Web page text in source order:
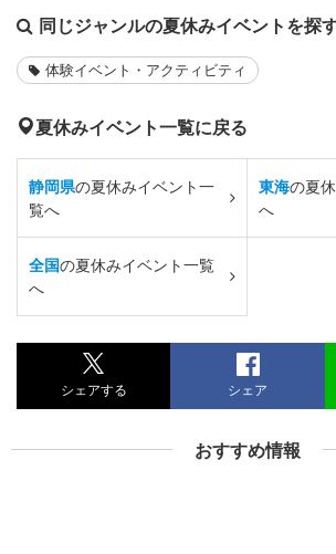
同じジャンルの夏休みイベントを探
体験イベント・アクティビティ
夏休みイベント一覧に戻る
静岡県の夏休みイベント一
覧へ
東海の夏
へ
全国の夏休みイベント一覧
へ
シェアする シェア
おすすめ情報